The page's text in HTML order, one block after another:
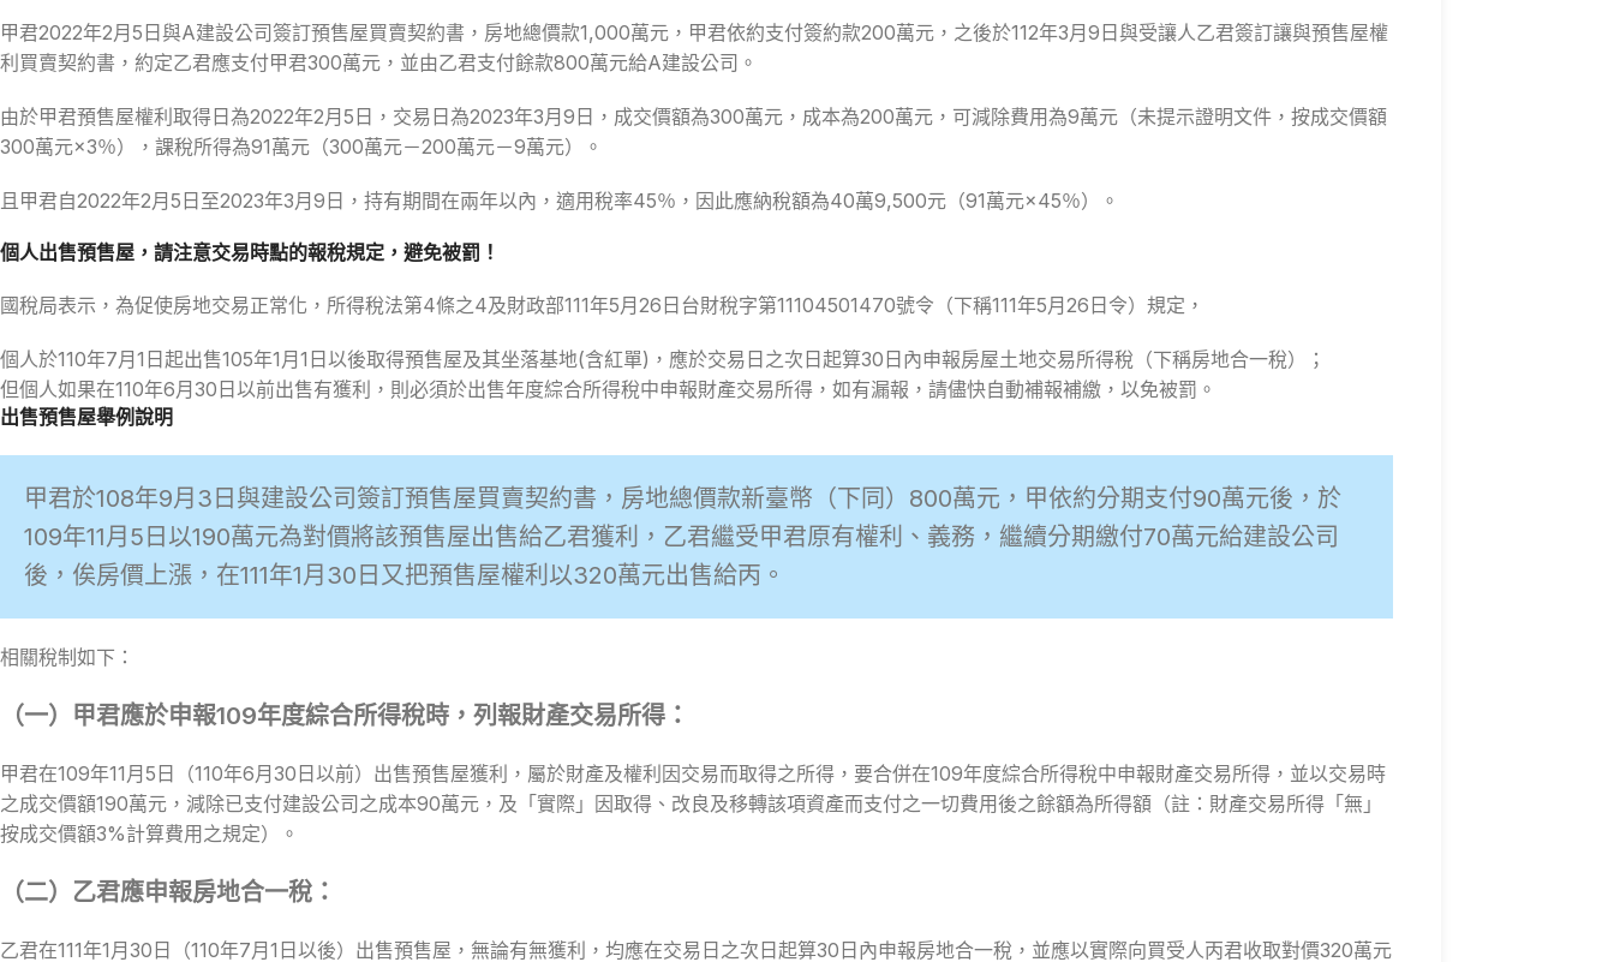
甲君2022年2月5日與A建設公司簽訂預售屋買賣契約書，房地總價款1,000萬元，甲君依約支付簽約款200萬元，之後於112年3月9日與受讓人乙君簽訂讓與預售屋權
利買賣契約書，約定乙君應支付甲君300萬元，並由乙君支付餘款800萬元給A建設公司。
由於甲君預售屋權利取得日為2022年2月5日，交易日為2023年3月9日，成交價額為300萬元，成本為200萬元，可減除費用為9萬元（未提示證明文件，按成交價額
300萬元×3％），課稅所得為91萬元（300萬元－200萬元－9萬元）。
且甲君自2022年2月5日至2023年3月9日，持有期間在兩年以內，適用稅率45％，因此應納稅額為40萬9,500元（91萬元×45％）。
個人出售預售屋，請注意交易時點的報稅規定，避免被罰！
國稅局表示，為促使房地交易正常化，所得稅法第4條之4及財政部111年5月26日台財稅字第11104501470號令（下稱111年5月26日令）規定，
個人於110年7月1日起出售105年1月1日以後取得預售屋及其坐落基地(含紅單)，應於交易日之次日起算30日內申報房屋土地交易所得稅（下稱房地合一稅）；
但個人如果在110年6月30日以前出售有獲利，則必須於出售年度綜合所得稅中申報財產交易所得，如有漏報，請儘快自動補報補繳，以免被罰。
出售預售屋舉例說明
甲君於108年9月3日與建設公司簽訂預售屋買賣契約書，房地總價款新臺幣（下同）800萬元，甲依約分期支付90萬元後，於
109年11月5日以190萬元為對價將該預售屋出售給乙君獲利，乙君繼受甲君原有權利、義務，繼續分期繳付70萬元給建設公司
後，俟房價上漲，在111年1月30日又把預售屋權利以320萬元出售給丙。
相關稅制如下：
（一）甲君應於申報109年度綜合所得稅時，列報財產交易所得：
甲君在109年11月5日（110年6月30日以前）出售預售屋獲利，屬於財產及權利因交易而取得之所得，要合併在109年度綜合所得稅中申報財產交易所得，並以交易時
之成交價額190萬元，減除已支付建設公司之成本90萬元，及「實際」因取得、改良及移轉該項資產而支付之一切費用後之餘額為所得額（註：財產交易所得「無」
按成交價額3%計算費用之規定）。
（二）乙君應申報房地合一稅：
乙君在111年1月30日（110年7月1日以後）出售預售屋，無論有無獲利，均應在交易日之次日起算30日內申報房地合一稅，並應以實際向買受人丙君收取對價320萬元